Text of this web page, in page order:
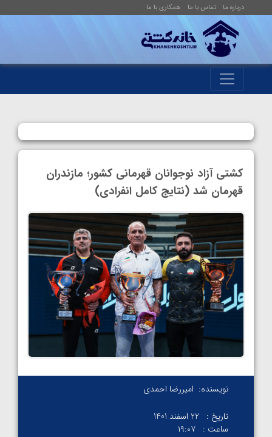
درباره ما تماس با ما همکاری با ما
کشتی آزاد نوجوانان قهرمانی کشور؛ مازندران
قهرمان شد (نتایج کامل انفرادی)
نویسنده: امیررضا احمدی
تاریخ :
22 اسفند 1401
ساعت : ۱۹:۰۷